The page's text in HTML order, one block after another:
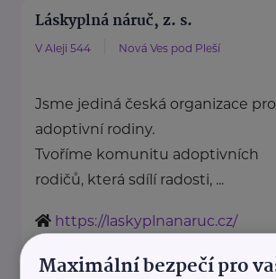
Láskyplná náruč, z. s.
V Aleji 544 Nová Ves pod Pleší
Jsme jediná česká organizace pro
adoptivní rodiny.
Tvoříme komunitu adoptivních
rodičů, která sdílí radosti, ...
https://laskyplnanaruc.cz/
info@laskyplnanaruc.cz
Maximální bezpečí pro